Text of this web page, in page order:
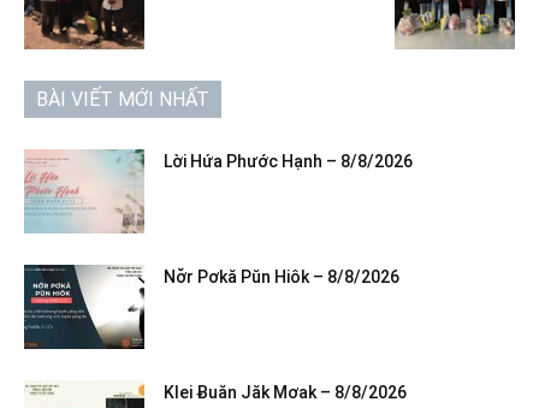
BÀI VIẾT MỚI NHẤT
Lời Hứa Phước Hạnh – 8/8/2026
Nơ̆r Pơkă Pŭn Hiôk – 8/8/2026
Klei Ƀuăn Jăk Mơak – 8/8/2026